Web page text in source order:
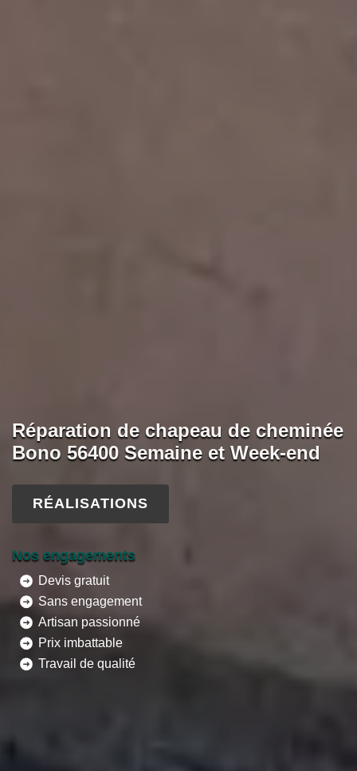
Réparation de chapeau de cheminée
Bono 56400 Semaine et Week-end
RÉALISATIONS
Nos engagements
Devis gratuit
Sans engagement
Artisan passionné
Prix imbattable
Travail de qualité